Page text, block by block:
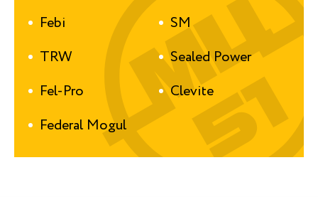
Febi
SM
TRW
Sealed Power
Fel-Pro
Сlevite
Federal Mogul